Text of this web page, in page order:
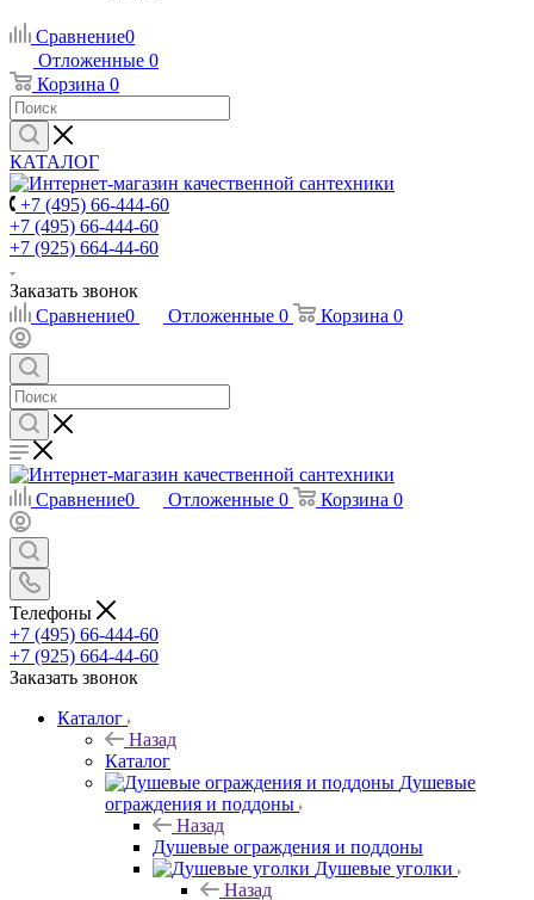
Сравнение0
Отложенные 0
Корзина 0
КАТАЛОГ
+7 (495) 66-444-60
+7 (495) 66-444-60
+7 (925) 664-44-60
Заказать звонок
Сравнение0 Отложенные 0 Корзина 0
Сравнение0 Отложенные 0 Корзина 0
Телефоны
+7 (495) 66-444-60
+7 (925) 664-44-60
Заказать звонок
Каталог
Назад
Каталог
Душевые
ограждения и поддоны
Назад
Душевые ограждения и поддоны
Душевые уголки
Назад